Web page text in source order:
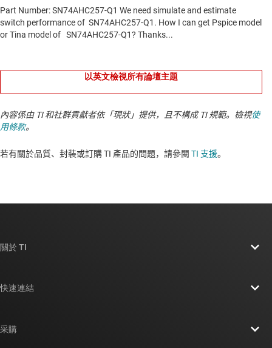
以英文檢視所有論壇主題
內容係由 TI 和社群貢獻者依「現狀」提供，且不構成 TI 規範。檢視使
用條款。
若有關於品質、封裝或訂購 TI 產品的問題，請參閱 TI 支援。​​​​​​​​​​​​​​
關於 TI
快速連結
采購